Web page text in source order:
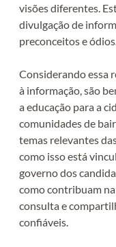
visões diferentes.
divulgação de
preconceitos e ódios.
Considerando essa
à informação, são
a educação para a
comunidades de
temas relevantes
como isso está
governo dos
como contribuam
consulta e
confiáveis.